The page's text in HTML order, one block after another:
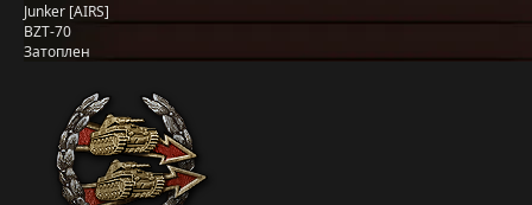
Junker [AIRS]
BZT-70
Затоплен